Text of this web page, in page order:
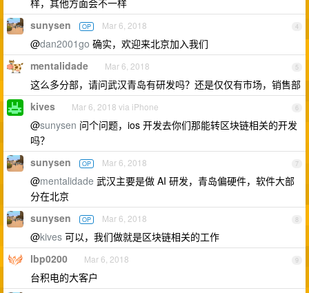
样，其他方面会不一样
4
sunysen OP Mar 6, 2018
@dan2001go 确实，欢迎来北京加入我们
5
mentalidade Mar 6, 2018
这么多分部，请问武汉青岛有研发吗？还是仅仅有市场，销售部
6
kives Mar 6, 2018 via iPhone
@sunysen 问个问题，ios 开发去你们那能转区块链相关的开发
吗？
7
sunysen OP Mar 6, 2018
@mentalidade 武汉主要是做 AI 研发，青岛偏硬件，软件大部
分在北京
8
sunysen OP Mar 6, 2018
@kives 可以，我们做就是区块链相关的工作
9
lbp0200 Mar 6, 2018
台积电的大客户